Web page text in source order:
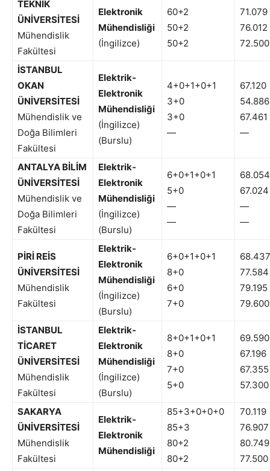
TEKNİK
ÜNİVERSİTESİ
Mühendislik
Fakültesi
Elektronik
Mühendisliği
(İngilizce)
60+2
50+2
50+2
71.079
76.012
72.500
İSTANBUL
OKAN
ÜNİVERSİTESİ
Mühendislik ve
Doğa Bilimleri
Fakültesi
Elektrik-
Elektronik
Mühendisliği
(İngilizce)
(Burslu)
4+0+1+0+1
3+0
3+0
—
67.120
54.886
67.461
—
ANTALYA BİLİM
ÜNİVERSİTESİ
Mühendislik ve
Doğa Bilimleri
Fakültesi
Elektrik-
Elektronik
Mühendisliği
(İngilizce)
(Burslu)
6+0+1+0+1
5+0
—
—
68.054
67.024
—
—
PİRİ REİS
ÜNİVERSİTESİ
Mühendislik
Fakültesi
Elektrik-
Elektronik
Mühendisliği
(İngilizce)
(Burslu)
6+0+1+0+1
8+0
6+0
7+0
68.437
77.584
79.195
79.600
İSTANBUL
TİCARET
ÜNİVERSİTESİ
Mühendislik
Fakültesi
Elektrik-
Elektronik
Mühendisliği
(İngilizce)
(Burslu)
8+0+1+0+1
8+0
7+0
5+0
69.590
67.196
67.355
57.300
SAKARYA
ÜNİVERSİTESİ
Mühendislik
Fakültesi
Elektrik-
Elektronik
Mühendisliği
85+3+0+0+0
85+3
80+2
80+2
70.119
76.907
80.749
77.500